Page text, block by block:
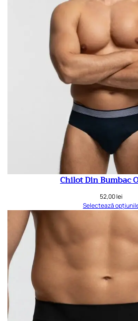
Chilot Din Bumbac
52,00lei
Selectează